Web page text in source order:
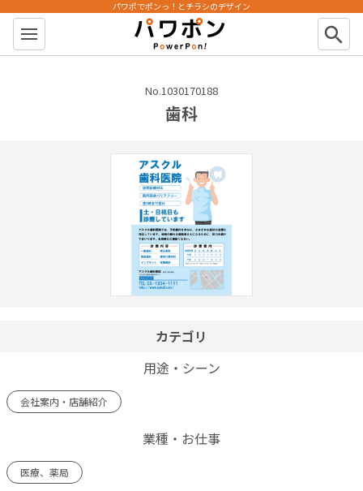
パワポン
パワポでポンっ！とチラシのデザイン
search
No.1030170188
歯科
カテゴリ
用途・シーン
会社案内・店舗紹介
業種・お仕事
医療、薬局